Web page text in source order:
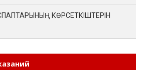
КӨРСЕТКІШТЕРІН